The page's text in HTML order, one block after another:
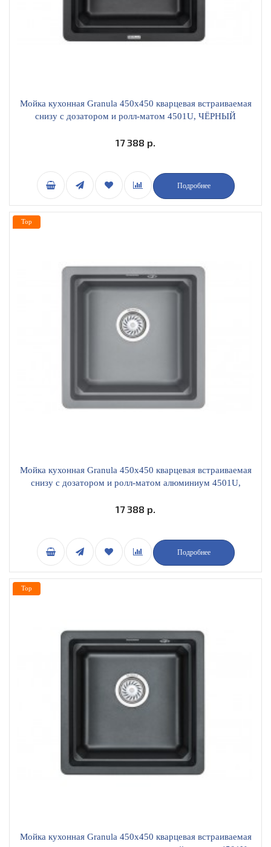
Мойка кухонная Granula 450х450 кварцевая встраиваемая
снизу с дозатором и ролл-матом 4501U, ЧЁРНЫЙ
17 388 р.
Подробнее
Мойка кухонная Granula 450х450 кварцевая встраиваемая
снизу с дозатором и ролл-матом алюминиум 4501U,
17 388 р.
Подробнее
Top
Мойка кухонная Granula 450х450 кварцевая встраиваемая
Top